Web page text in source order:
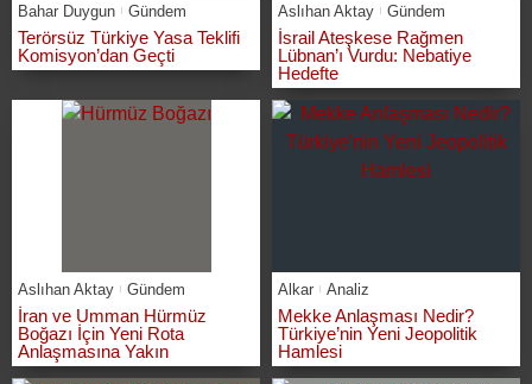
Bahar Duygun Gündem
Terörsüz Türkiye Yasa Teklifi
Komisyon’dan Geçti
Aslıhan Aktay Gündem
İsrail Ateşkese Rağmen
Lübnan’ı Vurdu: Nebatiye
Hedefte
Aslıhan Aktay Gündem
İran ve Umman Hürmüz
Boğazı İçin Yeni Rota
Anlaşmasına Yakın
Alkar Analiz
Mekke Anlaşması Nedir?
Türkiye’nin Yeni Jeopolitik
Hamlesi